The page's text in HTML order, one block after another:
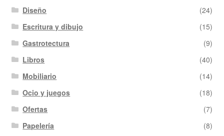
Diseño
(24)
Escritura y dibujo
(15)
Gastrotectura
(9)
Libros
(40)
Mobiliario
(14)
Ocio y juegos
(18)
Ofertas
(7)
Papelería
(8)